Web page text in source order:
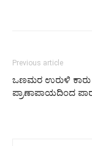
Previous article
ಒಣಮರ ಉರುಳಿ ಕಾರು
ಪ್ರಾಣಾಪಾಯದಿಂದ